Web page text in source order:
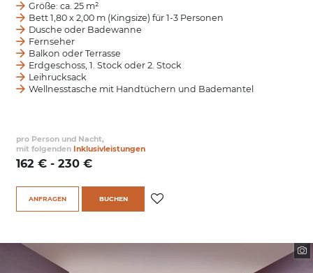
Erleben
Sommer
Winter
Größe: ca. 25 m²
Bett 1,80 x 2,00 m (Kingsize) für 1-3 Personen
Dusche oder Badewanne
Fernseher
Balkon oder Terrasse
Erdgeschoss, 1. Stock oder 2. Stock
Leihrucksack
Wellnesstasche mit Handtüchern und Bademantel
pro Person und Nacht,
mit folgenden Inklusivleistungen
162 € - 230 €
ANFRAGEN BUCHEN